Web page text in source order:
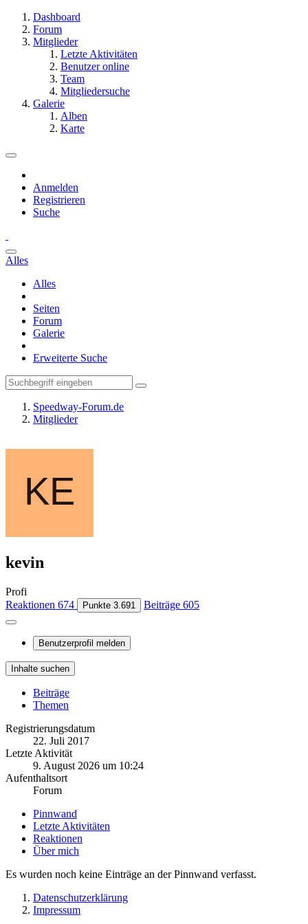
Dashboard
Forum
Mitglieder
Letzte Aktivitäten
Benutzer online
Team
Mitgliedersuche
Galerie
Alben
Karte
Anmelden
Registrieren
Suche
Alles
Alles
Seiten
Forum
Galerie
Erweiterte Suche
Speedway-Forum.de
Mitglieder
kevin
Profi
Reaktionen 674 Punkte 3.691 Beiträge 605
Benutzerprofil melden
Inhalte suchen
Beiträge
Themen
Registrierungsdatum
22. Juli 2017
Letzte Aktivität
9. August 2026 um 10:24
Aufenthaltsort
Forum
Pinnwand
Letzte Aktivitäten
Reaktionen
Über mich
Es wurden noch keine Einträge an der Pinnwand verfasst.
Datenschutzerklärung
Impressum